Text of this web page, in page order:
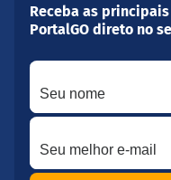
Receba as
PortalGO direto no
Seu nome
Seu melhor e-mail